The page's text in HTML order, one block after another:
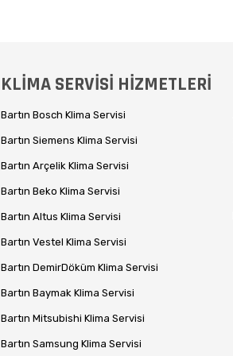
KLİMA SERVİSİ HİZMETLERİ
Bartın Bosch Klima Servisi
Bartın Siemens Klima Servisi
Bartın Arçelik Klima Servisi
Bartın Beko Klima Servisi
Bartın Altus Klima Servisi
Bartın Vestel Klima Servisi
Bartın DemirDöküm Klima Servisi
Bartın Baymak Klima Servisi
Bartın Mitsubishi Klima Servisi
Bartın Samsung Klima Servisi